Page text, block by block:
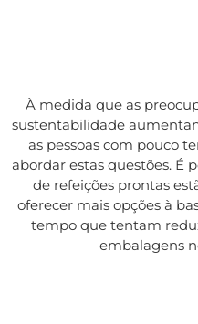
À medida que as
sustentabilidade
as pessoas com pouco
abordar estas questões. É
de refeições prontas
oferecer mais opções à
tempo que tentam
embalagens